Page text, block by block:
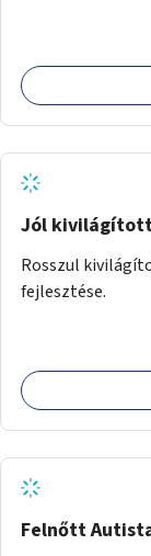
Jól
Rosszul
fejlesztése.
Felnőtt